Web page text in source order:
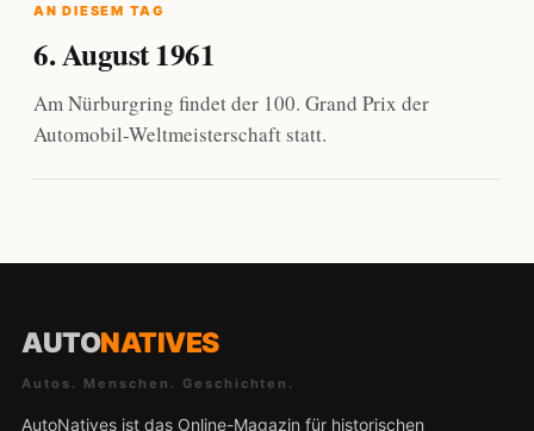
AN DIESEM TAG
6. August 1961
Am Nürburgring findet der 100. Grand Prix der
Automobil-Weltmeisterschaft statt.
AUTONATIVES
Autos. Menschen. Geschichten.
AutoNatives ist das Online-Magazin für historischen